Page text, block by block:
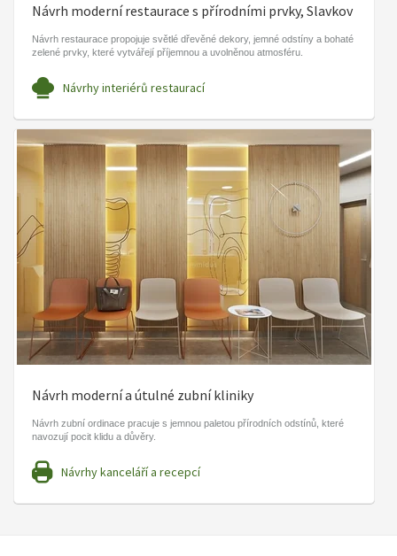
Návrh moderní restaurace s přírodními prvky, Slavkov
Návrh restaurace propojuje světlé dřevěné dekory, jemné odstíny a bohaté
zelené prvky, které vytvářejí příjemnou a uvolněnou atmosféru.
Návrhy interiérů restaurací
Návrh moderní a útulné zubní kliniky
Návrh zubní ordinace pracuje s jemnou paletou přírodních odstínů, které
navozují pocit klidu a důvěry.
Návrhy kanceláří a recepcí